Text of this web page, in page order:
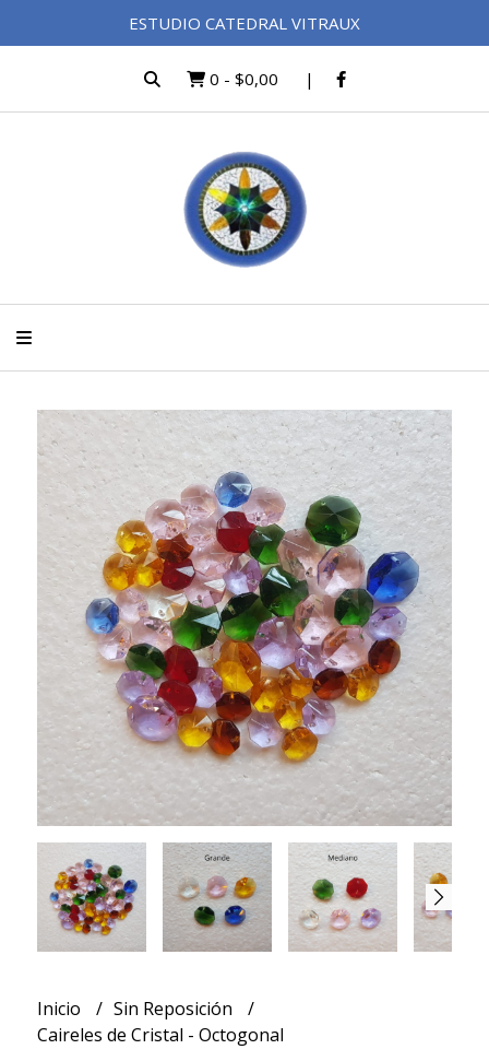
ESTUDIO CATEDRAL VITRAUX
0 - $0,00
Inicio
Sin Reposición
Caireles de Cristal - Octogonal